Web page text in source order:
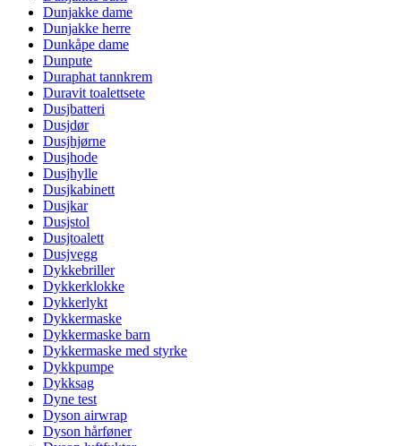
Dunjakke dame
Dunjakke herre
Dunkåpe dame
Dunpute
Duraphat tannkrem
Duravit toalettsete
Dusjbatteri
Dusjdør
Dusjhjørne
Dusjhode
Dusjhylle
Dusjkabinett
Dusjkar
Dusjstol
Dusjtoalett
Dusjvegg
Dykkebriller
Dykkerklokke
Dykkerlykt
Dykkermaske
Dykkermaske barn
Dykkermaske med styrke
Dykkpumpe
Dykksag
Dyne test
Dyson airwrap
Dyson hårføner